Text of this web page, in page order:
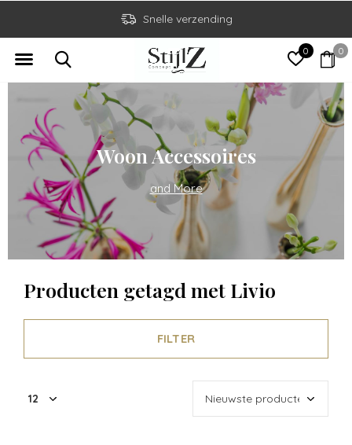
0 0
Snelle verzending
Woon Accessoires
and More
Producten getagd met Livio
FILTER